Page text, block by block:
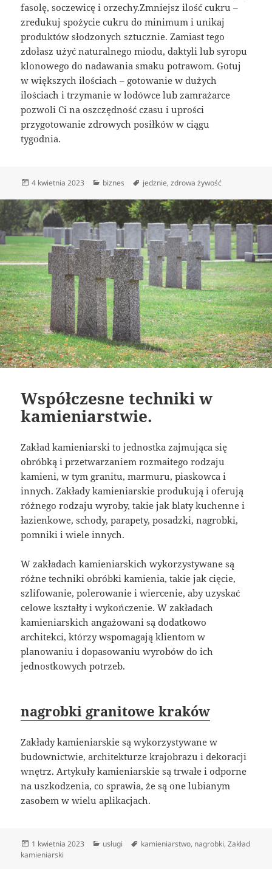
fasolę, soczewicę i orzechy.Zmniejsz ilość cukru –
zredukuj spożycie cukru do minimum i unikaj
produktów słodzonych sztucznie. Zamiast tego
zdołasz użyć naturalnego miodu, daktyli lub syropu
klonowego do nadawania smaku potrawom. Gotuj
w większych ilościach – gotowanie w dużych
ilościach i trzymanie w lodówce lub zamrażarce
pozwoli Ci na oszczędność czasu i uprości
przygotowanie zdrowych posiłków w ciągu
tygodnia.
Data
4 kwietnia 2023 Kategorie
biznes Tagi
jedznie,zdrowa żywość
Współczesne techniki w
kamieniarstwie.
Zakład kamieniarski to jednostka zajmująca się
obróbką i przetwarzaniem rozmaitego rodzaju
kamieni, w tym granitu, marmuru, piaskowca i
innych. Zakłady kamieniarskie produkują i oferują
różnego rodzaju wyroby, takie jak blaty kuchenne i
łazienkowe, schody, parapety, posadzki, nagrobki,
pomniki i wiele innych.
W zakładach kamieniarskich wykorzystywane są
różne techniki obróbki kamienia, takie jak cięcie,
szlifowanie, polerowanie i wiercenie, aby uzyskać
celowe kształty i wykończenie. W zakładach
kamieniarskich angażowani są dodatkowo
architekci, którzy wspomagają klientom w
planowaniu i dopasowaniu wyrobów do ich
jednostkowych potrzeb.
nagrobki granitowe kraków
Zakłady kamieniarskie są wykorzystywane w
budownictwie, architekturze krajobrazu i dekoracji
wnętrz. Artykuły kamieniarskie są trwałe i odporne
na uszkodzenia, co sprawia, że są one lubianym
zasobem w wielu aplikacjach.
Data
publikacji
1 kwietnia 2023 Kategorie
usługi Tagi
kamieniarstwo, nagrobki,Zakład
kamieniarski